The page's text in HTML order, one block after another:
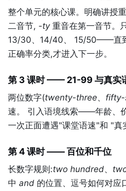
整个单元的核心课。明确讲授
二音节, -ty重音在第一音节。
13/30、14/40、 15/50——直
正确率分类,才进入下一步。
第 3 课时 —— 21-99 与真实
两位数字(twenty-three、 fifty-
速。 引入语境线索——年龄、
一次正面遭遇"课堂语速"和 "真
第 4 课时 —— 百位和千位
长数字规则:two hundred、
中 and 的位置、逗号如何对应